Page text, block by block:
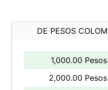
DE PESOS
1,000.00 Pesos
2,000.00 Pesos